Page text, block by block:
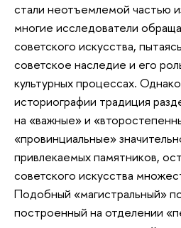
стали неотъемлемой частью
многие исследователи
советского искусства,
советское наследие и его
культурных процессах.
историографии традиция
на «важные» и
«провинциальные»
привлекаемых памятников,
советского искусства
Подобный «магистральный»
построенный на отделении